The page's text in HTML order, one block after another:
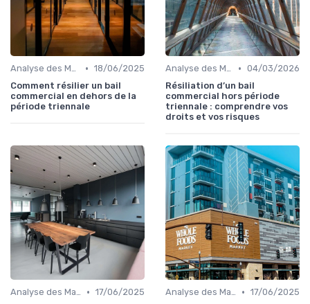
Analyse des Marchés Locaux et Globaux • 18/06/2025
Comment résilier un bail
commercial en dehors de la
période triennale
Analyse des Marchés Locaux et Globaux • 04/03/2026
Résiliation d’un bail
commercial hors période
triennale : comprendre vos
droits et vos risques
Analyse des Marchés Locaux et Globaux • 17/06/2025
Analyse des Marchés Locaux et Globaux • 17/06/2025